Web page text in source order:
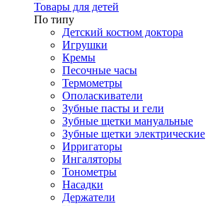
Товары для детей
По типу
Детский костюм доктора
Игрушки
Кремы
Песочные часы
Термометры
Ополаскиватели
Зубные пасты и гели
Зубные щетки мануальные
Зубные щетки электрические
Ирригаторы
Ингаляторы
Тонометры
Насадки
Держатели